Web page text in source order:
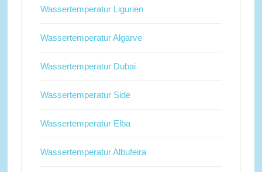
Wassertemperatur Ligurien
Wassertemperatur Algarve
Wassertemperatur Dubai
Wassertemperatur Side
Wassertemperatur Elba
Wassertemperatur Albufeira